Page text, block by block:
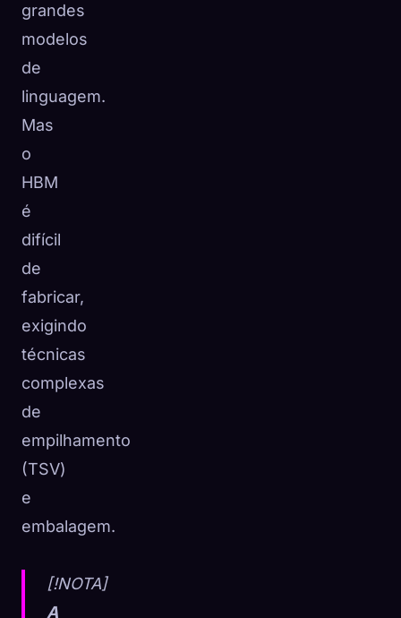
grandes
modelos
de
linguagem.
Mas
o
HBM
é
difícil
de
fabricar,
exigindo
técnicas
complexas
de
empilhamento
(TSV)
e
embalagem.
[!NOTA]
A